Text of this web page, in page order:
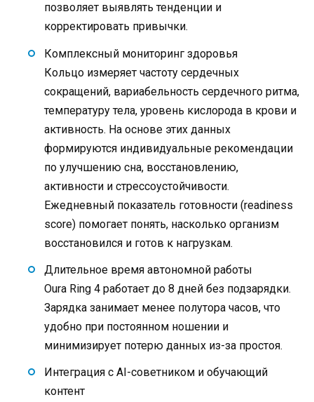
позволяет выявлять тенденции и
корректировать привычки.
Комплексный мониторинг здоровья
Кольцо измеряет частоту сердечных
сокращений, вариабельность сердечного ритма,
температуру тела, уровень кислорода в крови и
активность. На основе этих данных
формируются индивидуальные рекомендации
по улучшению сна, восстановлению,
активности и стрессоустойчивости.
Ежедневный показатель готовности (readiness
score) помогает понять, насколько организм
восстановился и готов к нагрузкам.
Длительное время автономной работы
Oura Ring 4 работает до 8 дней без подзарядки.
Зарядка занимает менее полутора часов, что
удобно при постоянном ношении и
минимизирует потерю данных из-за простоя.
Интеграция с AI-советником и обучающий
контент